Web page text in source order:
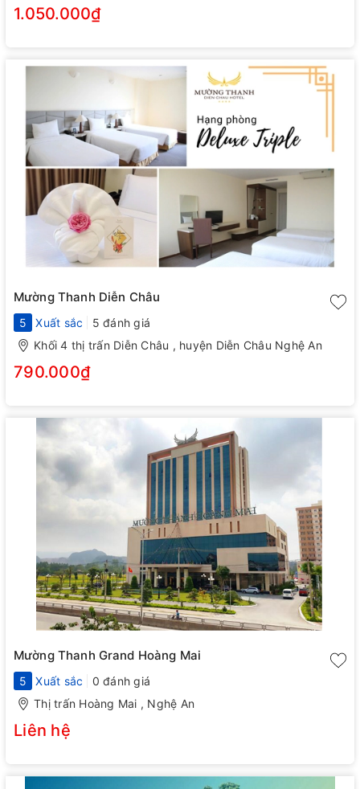
1.050.000₫
Mường Thanh Diễn Châu
5 Xuất sắc
5 đánh giá
Khối 4 thị trấn Diễn Châu , huyện Diễn Châu Nghệ An
790.000₫
Mường Thanh Grand Hoàng Mai
5 Xuất sắc
0 đánh giá
Thị trấn Hoàng Mai , Nghệ An
Liên hệ